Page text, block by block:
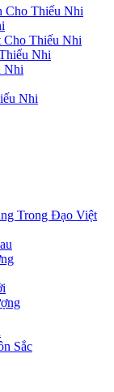
Cho Thiếu Nhi
Thiếu Nhi
Nhi
Nhi
Nhi
Trong Đạo Việt
Sắc